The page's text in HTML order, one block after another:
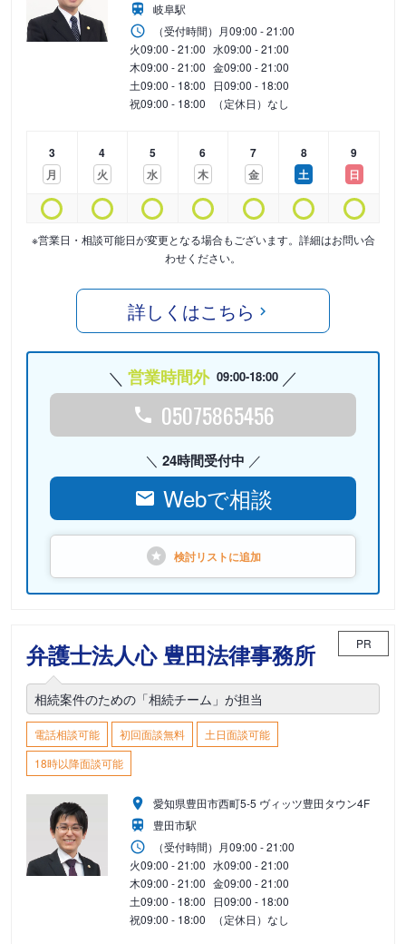
岐阜駅
（受付時間） 月09:00 - 21:00
火09:00 - 21:00 水09:00 - 21:00
木09:00 - 21:00 金09:00 - 21:00
土09:00 - 18:00 日09:00 - 18:00
祝09:00 - 18:00 （定休日）なし
3
月
4
火
5
水
6
木
7
金
8
土
9
日
※営業日・相談可能日が変更となる場合もございます。詳細はお問い合
わせください。
詳しくはこちら
営業時間外 09:00-18:00
05075865456
24時間受付中
Webで相談
検討リストに追加
弁護士法人心 豊田法律事務所 PR
相続案件のための「相続チーム」が担当
電話相談可能 初回面談無料
土日面談可能
18時以降面談可能
愛知県豊田市西町5-5 ヴィッツ豊田タウン4F
豊田市駅
（受付時間） 月09:00 - 21:00
火09:00 - 21:00 水09:00 - 21:00
木09:00 - 21:00 金09:00 - 21:00
土09:00 - 18:00 日09:00 - 18:00
祝09:00 - 18:00 （定休日）なし